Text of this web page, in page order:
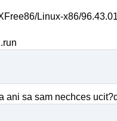
Linux-x86/
ani sa sam nechces